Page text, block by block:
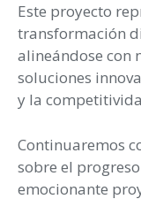
Este proyecto
transformación
alineándose con
soluciones
y la
Continuaremos
sobre el
emocionante